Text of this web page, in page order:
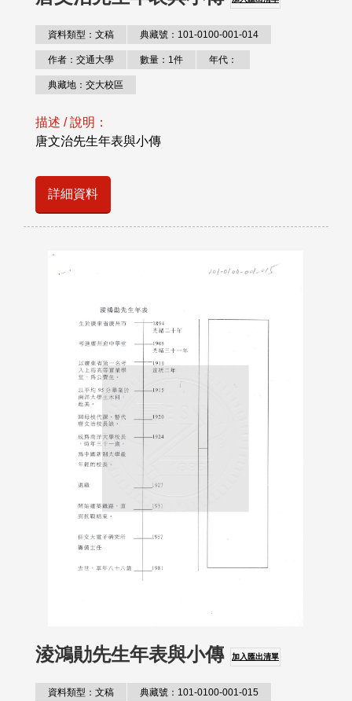
資料類型：文稿 典藏號：101-0100-001-014
作者：交通大學 數量：1件 年代：
典藏地：交大校區
描述 / 說明：
唐文治先生年表與小傳
詳細資料
淩鴻勛先生年表與小傳 加入匯出清單
資料類型：文稿 典藏號：101-0100-001-015